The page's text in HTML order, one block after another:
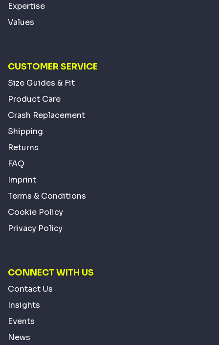
Expertise
Values
CUSTOMER SERVICE
Size Guides & Fit
Product Care
Crash Replacement
Shipping
Returns
FAQ
Imprint
Terms & Conditions
Cookie Policy
Privacy Policy
CONNECT WITH US
Contact Us
Insights
Events
News